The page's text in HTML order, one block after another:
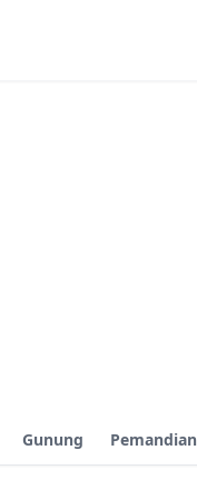
Gunung Pemandian